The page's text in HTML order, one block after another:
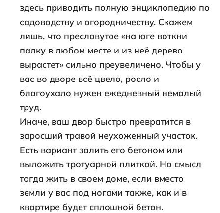
здесь приводить полную энциклопедию по
садоводству и огородничеству. Скажем
лишь, что пресловутое «на юге воткни
палку в любом месте и из неё дерево
вырастет» сильно преувеличено. Чтобы у
вас во дворе всё цвело, росло и
благоухало нужен ежедневный немалый
труд.
Иначе, ваш двор быстро превратится в
заросший травой неухоженный участок.
Есть вариант залить его бетоном или
выложить тротуарной плиткой. Но смысл
тогда жить в своем доме, если вместо
земли у вас под ногами также, как и в
квартире будет сплошной бетон.